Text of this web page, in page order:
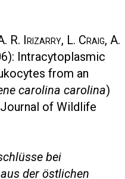
R. Irizarry, L. Craig, A.
Intracytoplasmic
from an
carolina carolina)
of Wildlife
bei
der östlichen